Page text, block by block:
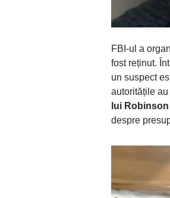
FBI-ul a
fost reținut.
un suspect
autoritățile
lui Robinson
despre